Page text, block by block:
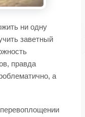
ни одну
заветный
правда
а